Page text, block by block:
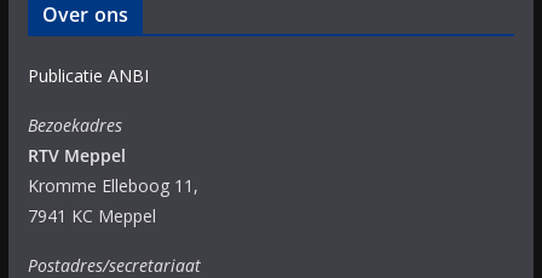
Over ons
Publicatie ANBI
Bezoekadres
RTV Meppel
Kromme Elleboog 11,
7941 KC Meppel
Postadres/secretariaat